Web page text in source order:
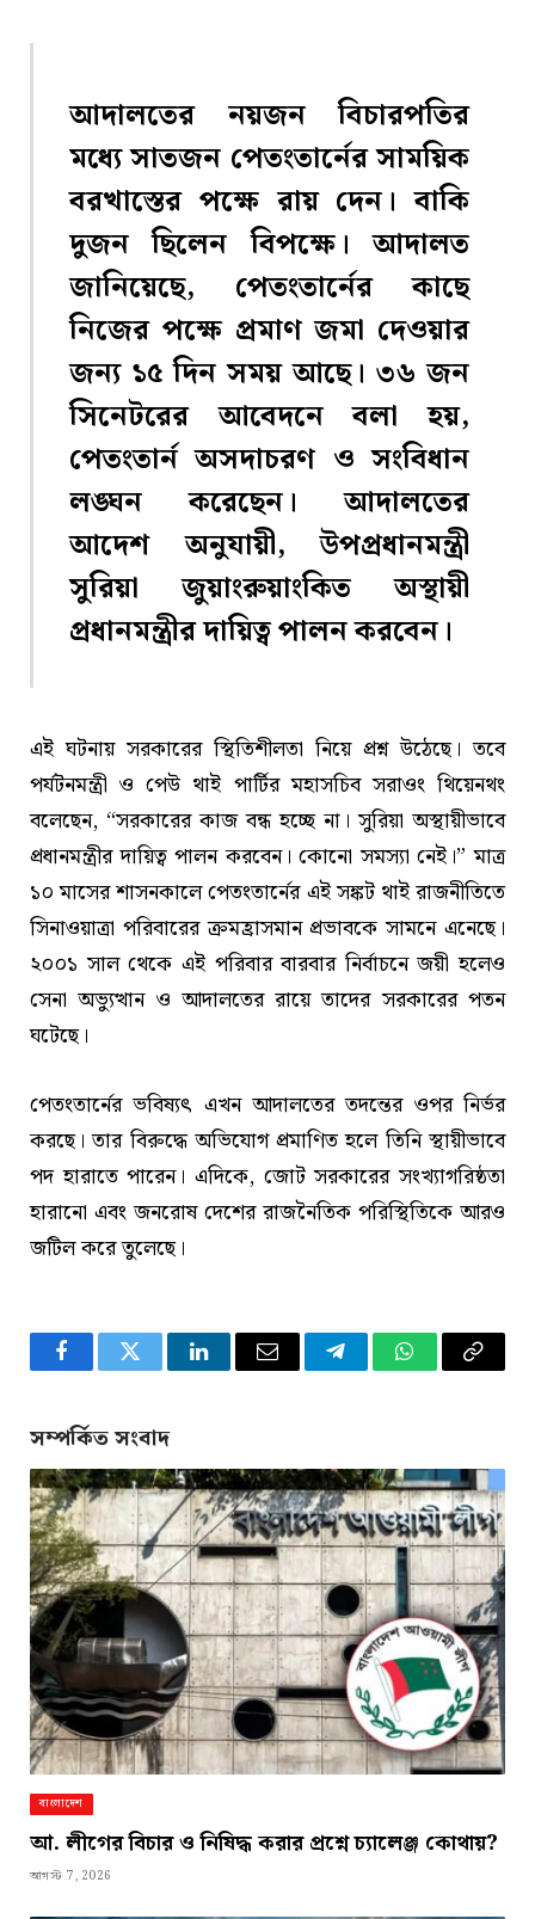
আদালতের নয়জন বিচারপতির
মধ্যে সাতজন পেতংতার্নের সাময়িক
বরখাস্তের পক্ষে রায় দেন। বাকি
দুজন ছিলেন বিপক্ষে। আদালত
জানিয়েছে, পেতংতার্নের কাছে
নিজের পক্ষে প্রমাণ জমা দেওয়ার
জন্য ১৫ দিন সময় আছে। ৩৬ জন
সিনেটরের আবেদনে বলা হয়,
পেতংতার্ন অসদাচরণ ও সংবিধান
লঙ্ঘন করেছেন। আদালতের
আদেশ অনুযায়ী, উপপ্রধানমন্ত্রী
সুরিয়া জুয়াংরুয়াংকিত অস্থায়ী
প্রধানমন্ত্রীর দায়িত্ব পালন করবেন।
এই ঘটনায় সরকারের স্থিতিশীলতা নিয়ে প্রশ্ন উঠেছে। তবে
পর্যটনমন্ত্রী ও পেউ থাই পার্টির মহাসচিব সরাওং থিয়েনথং
বলেছেন, “সরকারের কাজ বন্ধ হচ্ছে না। সুরিয়া অস্থায়ীভাবে
প্রধানমন্ত্রীর দায়িত্ব পালন করবেন। কোনো সমস্যা নেই।” মাত্র
১০ মাসের শাসনকালে পেতংতার্নের এই সঙ্কট থাই রাজনীতিতে
সিনাওয়াত্রা পরিবারের ক্রমহ্রাসমান প্রভাবকে সামনে এনেছে।
২০০১ সাল থেকে এই পরিবার বারবার নির্বাচনে জয়ী হলেও
সেনা অভ্যুত্থান ও আদালতের রায়ে তাদের সরকারের পতন
ঘটেছে।
পেতংতার্নের ভবিষ্যৎ এখন আদালতের তদন্তের ওপর নির্ভর
করছে। তার বিরুদ্ধে অভিযোগ প্রমাণিত হলে তিনি স্থায়ীভাবে
পদ হারাতে পারেন। এদিকে, জোট সরকারের সংখ্যাগরিষ্ঠতা
হারানো এবং জনরোষ দেশের রাজনৈতিক পরিস্থিতিকে আরও
জটিল করে তুলেছে।
FacebookTwitter LinkedInEmail TelegramWhatsApp
Copy
সম্পর্কিত সংবাদ
বাংলাদেশ
আ. লীগের বিচার ও নিষিদ্ধ করার প্রশ্নে চ্যালেঞ্জ কোথায়?
আগস্ট 7, 2026